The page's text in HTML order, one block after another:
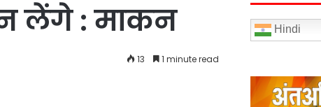
लेंगे : माकन
13 1 minute read
Hindi